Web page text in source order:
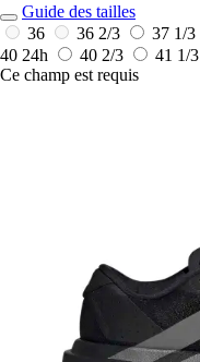
Guide des tailles
36
36 2/3 37 1/3
40 24h 40 2/3 41 1/3
Ce champ est requis